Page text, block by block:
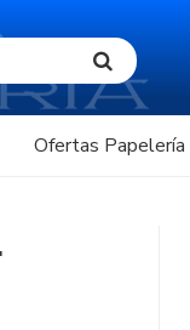
Ofertas Papelería